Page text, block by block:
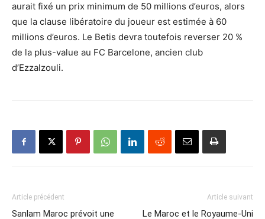
aurait fixé un prix minimum de 50 millions d’euros, alors
que la clause libératoire du joueur est estimée à 60
millions d’euros. Le Betis devra toutefois reverser 20 %
de la plus-value au FC Barcelone, ancien club
d’Ezzalzouli.
Article précédent
Sanlam Maroc prévoit une
Article suivant
Le Maroc et le Royaume-Uni